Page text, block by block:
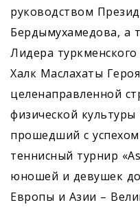
руководством
Бердымухамедова, а
Лидера
Халк Маслахаты
целенаправленной
физической культуры
прошедший с
теннисный турнир
юношей и девушек до
Европы и Азии –